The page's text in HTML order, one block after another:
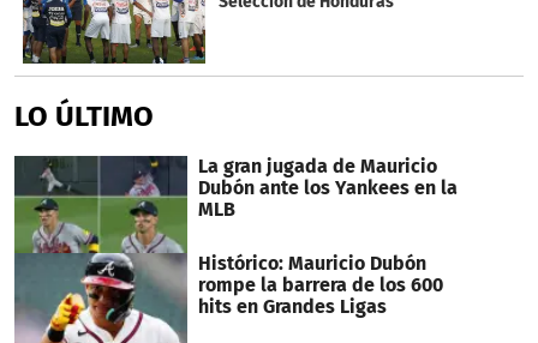
LO ÚLTIMO
La gran jugada de Mauricio
Dubón ante los Yankees en la
MLB
Histórico: Mauricio Dubón
rompe la barrera de los 600
hits en Grandes Ligas